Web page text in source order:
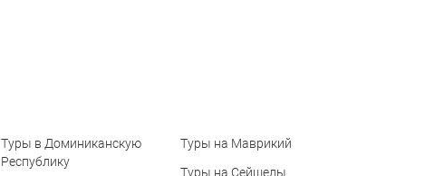
Туры в Доминиканскую
Республику
Туры на Маврикий
Туры на Сейшелы